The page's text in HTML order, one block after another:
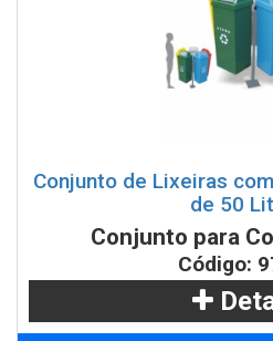
Conjunto de Lixeiras
de 50
Conjunto para
Código: